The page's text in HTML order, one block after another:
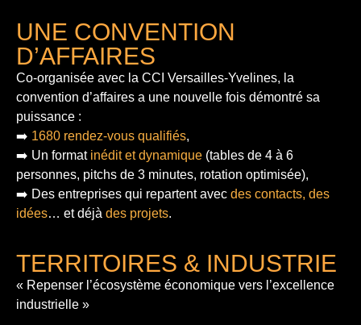
UNE CONVENTION
D’AFFAIRES
Co-organisée avec la CCI Versailles-Yvelines, la
convention d’affaires a une nouvelle fois démontré sa
puissance :
➡️ 1680 rendez-vous qualifiés,
➡️ Un format inédit et dynamique (tables de 4 à 6
personnes, pitchs de 3 minutes, rotation optimisée),
➡️ Des entreprises qui repartent avec des contacts, des
idées… et déjà des projets.
TERRITOIRES & INDUSTRIE
« Repenser l’écosystème économique vers l’excellence
industrielle »